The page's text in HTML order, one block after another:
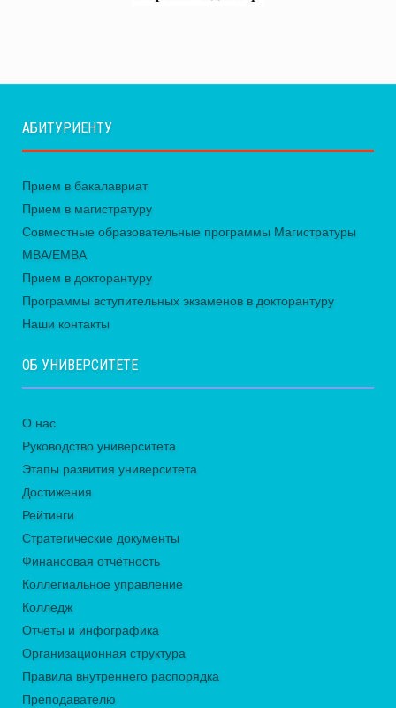
АБИТУРИЕНТУ
Прием в бакалавриат
Прием в магистратуру
Совместные образовательные программы Магистратуры
MBA/EMBA
Прием в докторантуру
Программы вступительных экзаменов в докторантуру
Наши контакты
ОБ УНИВЕРСИТЕТЕ
О нас
Руководство университета
Этапы развития университета
Достижения
Рейтинги
Стратегические документы
Финансовая отчётность
Коллегиальное управление
Колледж
Отчеты и инфографика
Организационная структура
Правила внутреннего распорядка
Преподавателю